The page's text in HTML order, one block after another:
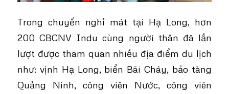
Trong chuyến nghỉ mát tại Hạ Long, hơn
200 CBCNV Indu cùng người thân đã lần
lượt được tham quan nhiều địa điểm du lịch
như: vịnh Hạ Long, biển Bãi Cháy, bảo tàng
Quảng Ninh, công viên Nước, công viên